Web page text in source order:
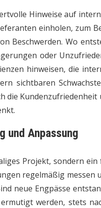
Hinweise auf
einholen, zum
Beschwerden. Wo
oder
hinweisen, die
sichtbaren
die
und Anpassung
Projekt, sondern
regelmäßig messen
neue Engpässe
werden, stets